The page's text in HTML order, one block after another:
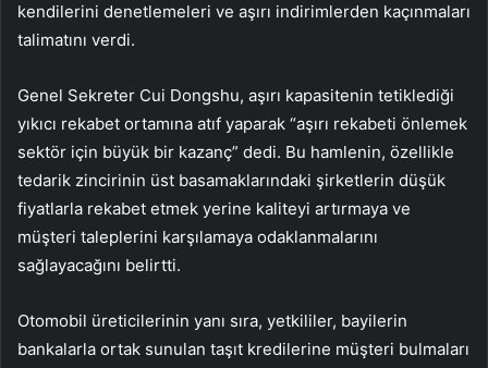
kendilerini denetlemeleri ve aşırı indirimlerden kaçınmaları
talimatını verdi.
Genel Sekreter Cui Dongshu, aşırı kapasitenin tetiklediği
yıkıcı rekabet ortamına atıf yaparak “aşırı rekabeti önlemek
sektör için büyük bir kazanç” dedi. Bu hamlenin, özellikle
tedarik zincirinin üst basamaklarındaki şirketlerin düşük
fiyatlarla rekabet etmek yerine kaliteyi artırmaya ve
müşteri taleplerini karşılamaya odaklanmalarını
sağlayacağını belirtti.
Otomobil üreticilerinin yanı sıra, yetkililer, bayilerin
bankalarla ortak sunulan taşıt kredilerine müşteri bulmaları